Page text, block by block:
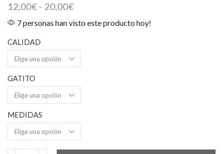
12,00€ - 20,00€Rango
precios:
12,00€
hasta
20,00€
7 personas han visto este producto hoy!
CALIDAD
GATITO
MEDIDAS